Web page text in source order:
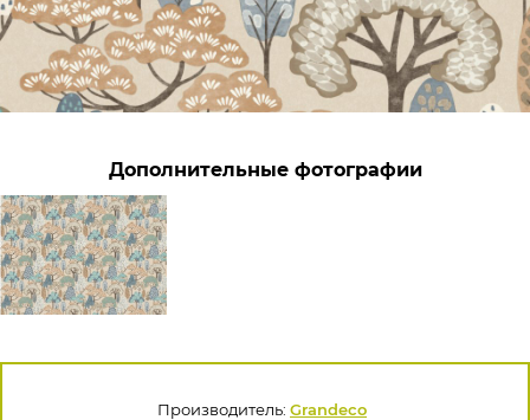
Дополнительные фотографии
Производитель: Grandeco